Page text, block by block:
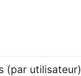
(par utilisateur)